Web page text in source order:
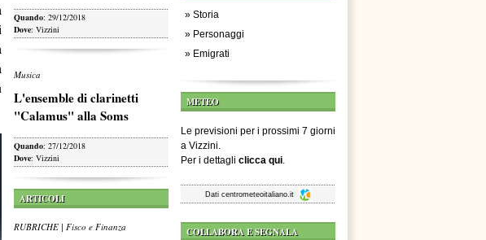
Quando: 29/12/2018
Dove: Vizzini
Musica
L'ensemble di clarinetti
"Calamus" alla Soms
Quando: 27/12/2018
Dove: Vizzini
ARTICOLI
RUBRICHE | Fisco e Finanza
» Storia
» Personaggi
» Emigrati
METEO
Le previsioni per i prossimi 7 giorni
a Vizzini.
Per i dettagli clicca qui.
Dati centrometeoitaliano.it
COLLABORA E SEGNALA